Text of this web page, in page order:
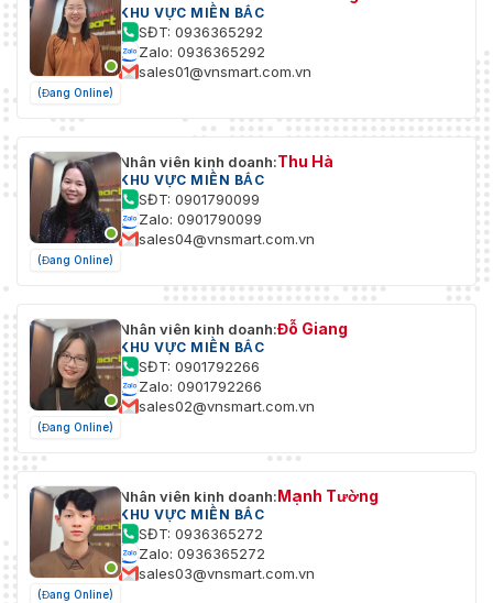
(Đang Online)
KHU VỰC MIỀN BẮC
SĐT: 0936365292
Zalo: 0936365292
sales01@vnsmart.com.vn
(Đang Online)
Nhân viên kinh doanh:Thu Hà
KHU VỰC MIỀN BẮC
SĐT: 0901790099
Zalo: 0901790099
sales04@vnsmart.com.vn
(Đang Online)
Nhân viên kinh doanh:Đỗ Giang
KHU VỰC MIỀN BẮC
SĐT: 0901792266
Zalo: 0901792266
sales02@vnsmart.com.vn
(Đang Online)
Nhân viên kinh doanh:Mạnh Tường
KHU VỰC MIỀN BẮC
SĐT: 0936365272
Zalo: 0936365272
sales03@vnsmart.com.vn